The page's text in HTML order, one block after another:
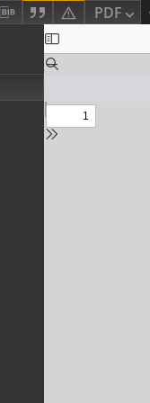
PDF